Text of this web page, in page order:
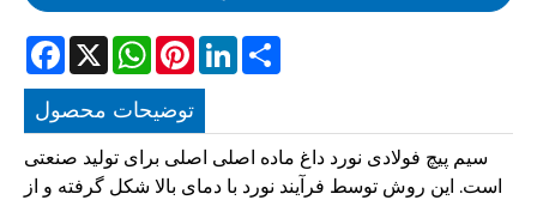
Facebook
X WhatsAppPinterestLinkedIn
توضیحات محصول
سیم پیچ فولادی نورد داغ ماده اصلی اصلی برای تولید صنعتی
است. این روش توسط فرآیند نورد با دمای بالا شکل گرفته و از